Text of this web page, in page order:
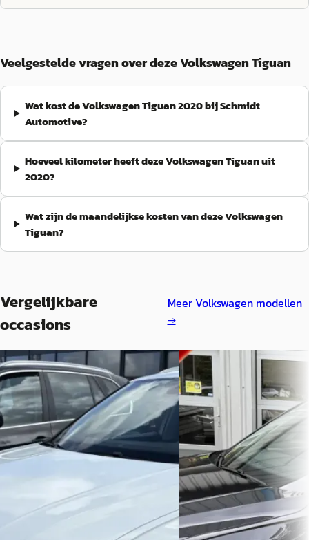
Veelgestelde vragen over deze Volkswagen Tiguan
Wat kost de Volkswagen Tiguan 2020 bij Schmidt
Automotive?
Hoeveel kilometer heeft deze Volkswagen Tiguan uit
2020?
Wat zijn de maandelijkse kosten van deze Volkswagen
Tiguan?
Vergelijkbare
occasions
MeerVolkswagenmodellen
→
C
Volkswagen Tiguan·2018
1.4 TSI R-Line
€ 20.950
v.a. € 444/mnd
2018 · 87.217 km · Benzine ·
E
Volkswagen Tiguan
1.4 TSI 4Motion Highline /
Panoramadak / Virtual
Trekhaak
€ 23.400
v.a. € 496/mnd
Scherp geprijsd